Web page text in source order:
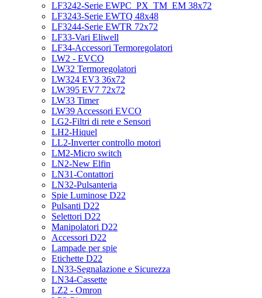
LF3242-Serie EWPC_PX_TM_EM 38x72
LF3243-Serie EWTQ 48x48
LF3244-Serie EWTR 72x72
LF33-Vari Eliwell
LF34-Accessori Termoregolatori
LW2 - EVCO
LW32 Termoregolatori
LW324 EV3 36x72
LW395 EV7 72x72
LW33 Timer
LW39 Accessori EVCO
LG2-Filtri di rete e Sensori
LH2-Hiquel
LL2-Inverter controllo motori
LM2-Micro switch
LN2-New Elfin
LN31-Contattori
LN32-Pulsanteria
Spie Luminose D22
Pulsanti D22
Selettori D22
Manipolatori D22
Accessori D22
Lampade per spie
Etichette D22
LN33-Segnalazione e Sicurezza
LN34-Cassette
LZ2 - Omron